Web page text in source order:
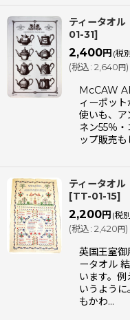
ティータオ
01-31]
2,400円 (税
(税込: 2,640 円)
McCAW
ィーポッ
使いも、ア
ネン55％
ップ販売も
ティータ
[TT-01-15]
2,200円 (税
(税込: 2,420 円)
英国王室
ータオル
います。
いうよう
もかわ…